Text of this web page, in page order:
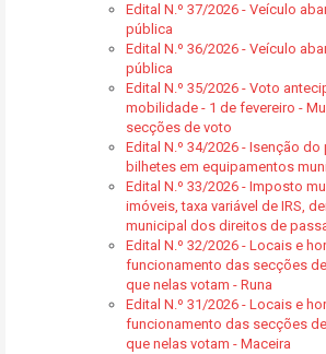
Edital N.º 37/2026 - Veículo
pública
Edital N.º 36/2026 - Veículo
pública
Edital N.º 35/2026 - Voto
mobilidade - 1 de fevereiro -
secções de voto
Edital N.º 34/2026 - Isenção
bilhetes em equipamentos
Edital N.º 33/2026 - Imposto
imóveis, taxa variável de IRS,
municipal dos direitos de
Edital N.º 32/2026 - Locais e
funcionamento das secções
que nelas votam - Runa
Edital N.º 31/2026 - Locais e
funcionamento das secções
que nelas votam - Maceira